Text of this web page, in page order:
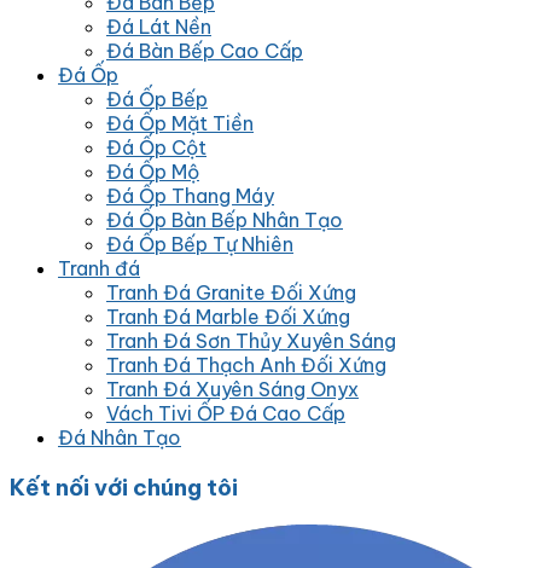
Đá Lát Nền
Đá Bàn Bếp Cao Cấp
Đá Ốp
Đá Ốp Bếp
Đá Ốp Mặt Tiền
Đá Ốp Cột
Đá Ốp Mộ
Đá Ốp Thang Máy
Đá Ốp Bàn Bếp Nhân Tạo
Đá Ốp Bếp Tự Nhiên
Tranh đá
Tranh Đá Granite Đối Xứng
Tranh Đá Marble Đối Xứng
Tranh Đá Sơn Thủy Xuyên Sáng
Tranh Đá Thạch Anh Đối Xứng
Tranh Đá Xuyên Sáng Onyx
Vách Tivi ỐP Đá Cao Cấp
Đá Nhân Tạo
Kết nối với chúng tôi